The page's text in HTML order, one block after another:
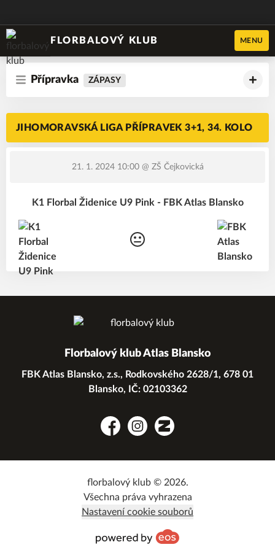
FLORBALOVÝ KLUB MENU
Přípravka ZÁPASY
JIHOMORAVSKÁ LIGA PŘÍPRAVEK 3+1, 34. KOLO
21. 1. 2024 10:00@ ZŠ Čejkovická
K1 Florbal Židenice U9 Pink - FBK Atlas Blansko
Florbalový klub Atlas Blansko
FBK Atlas Blansko, z.s., Rodkovského 2628/1, 678 01
Blansko, IČ: 02103362
FacebookInstagramZonerama
florbalový klub © 2026.
Všechna práva vyhrazena
Nastavení cookie souborů